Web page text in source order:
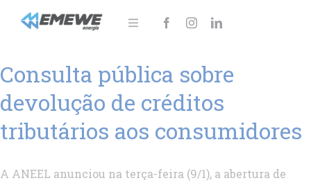
para
conteúdo
Toggle
Notícias
Consulta pública sobre
devolução de créditos
tributários aos consumidores
A ANEEL anunciou na terça-feira (9/1), a abertura de